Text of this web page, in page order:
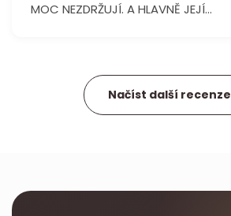
MOC NEZDRŽUJÍ. A HLAVNĚ JEJÍ...
Načíst další recenze